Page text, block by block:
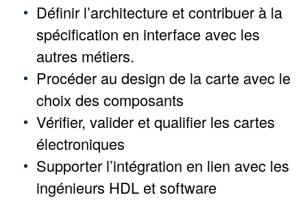
Définir l’architecture et contribuer à la
spécification en interface avec les
autres métiers.
Procéder au design de la carte avec le
choix des composants
Vérifier, valider et qualifier les cartes
électroniques
Supporter l’intégration en lien avec les
ingénieurs HDL et software